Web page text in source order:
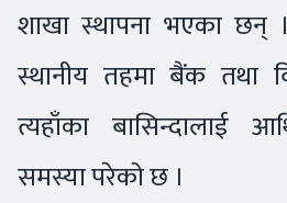
शाखा स्थापना भएका छन्
स्थानीय तहमा बैंक तथा
त्यहाँका बासिन्दालाई
समस्या परेको छ ।